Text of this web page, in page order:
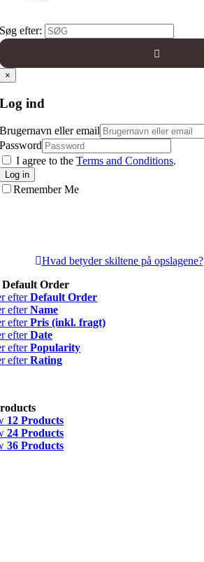
Søg efter:
×
Log ind
Brugernavn eller email
Password
I agree to theTerms and Conditions.
Log in
Remember Me
Hvad betyder skiltene på opslagene?
Default Order
efterDefault Order
efterName
efterPris (inkl. fragt)
efterDate
efterPopularity
efterRating
12 Products
24 Products
36 Products